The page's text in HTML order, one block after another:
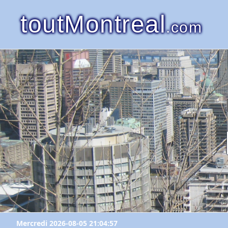
toutMontreal.com
Mercredi 2026-08-05 21:04:57